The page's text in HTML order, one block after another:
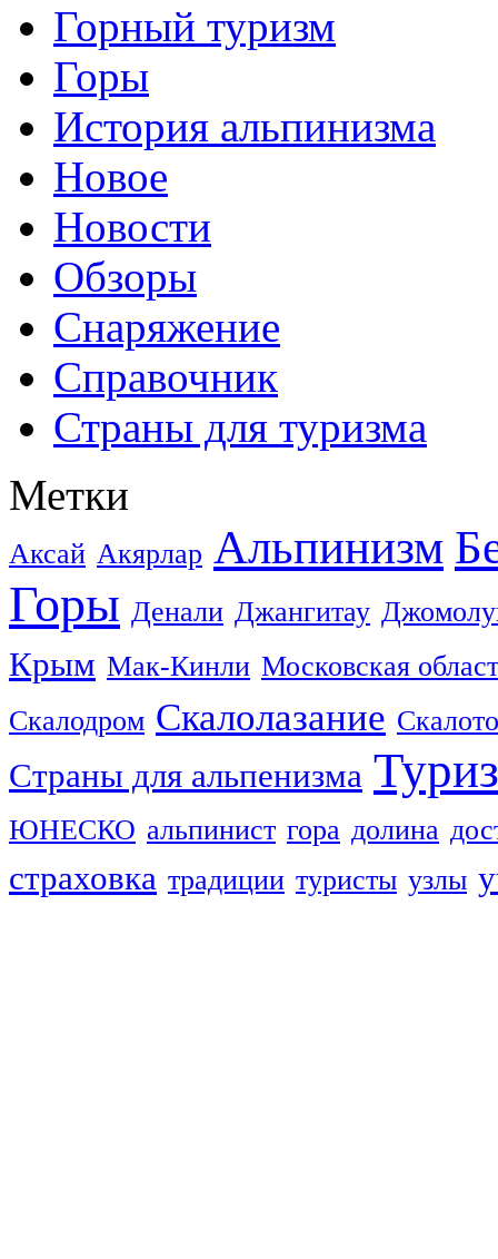
Горный туризм
Горы
История альпинизма
Новое
Новости
Обзоры
Снаряжение
Справочник
Страны для туризма
Метки
Аксай Акярлар Альпинизм
Горы Денали Джангитау
Крым Мак-Кинли Московская
Скалодром Скалолазание
Страны для альпенизма
ЮНЕСКО альпинист гора долина
страховка традиции туристы узлы